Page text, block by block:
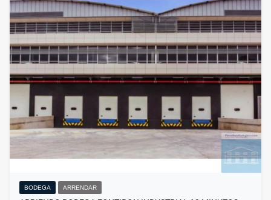
BODEGA ARRENDAR